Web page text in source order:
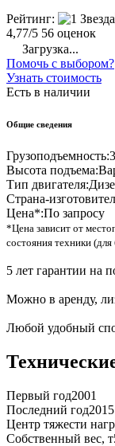
Рейтинг:
4,77/5 56 оценок
Загрузка...
Помочь с выбором?
Узнать стоимость
Есть в наличии
Общие сведения
Грузоподъемность:
Высота подъема:
Тип двигателя:
Страна-
Цена*:По запросу
*Цена зависит от
состояния техники
5 лет гарантии на
Можно в аренду,
Любой удобный
Первый год2001
Последний год2015
Центр тяжести
Собственный вес, т